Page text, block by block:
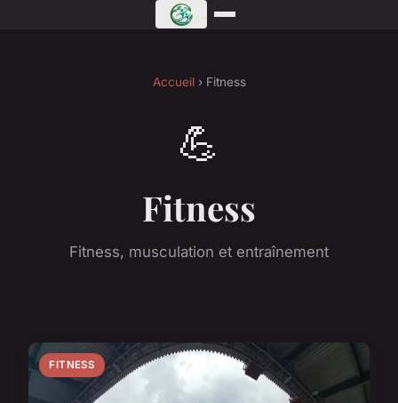
Accueil› Fitness
💪
Fitness
Fitness, musculation et entraînement
FITNESS